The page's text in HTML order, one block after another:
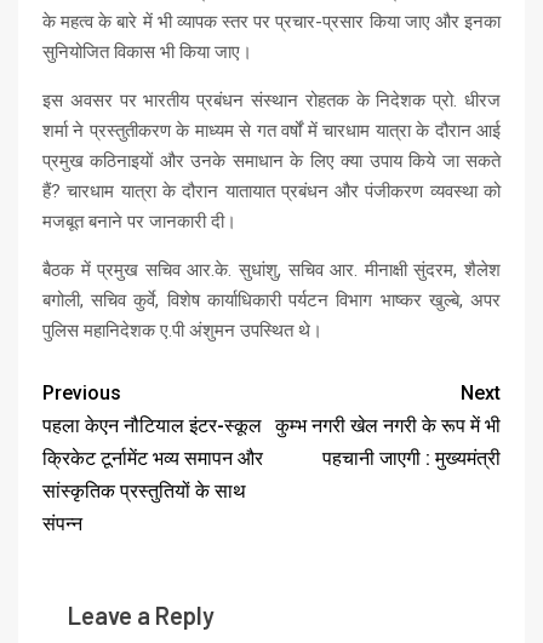
के महत्व के बारे में भी व्यापक स्तर पर प्रचार-प्रसार किया जाए और इनका
सुनियोजित विकास भी किया जाए।
इस अवसर पर भारतीय प्रबंधन संस्थान रोहतक के निदेशक प्रो. धीरज
शर्मा ने प्रस्तुतीकरण के माध्यम से गत वर्षों में चारधाम यात्रा के दौरान आई
प्रमुख कठिनाइयों और उनके समाधान के लिए क्या उपाय किये जा सकते
हैं? चारधाम यात्रा के दौरान यातायात प्रबंधन और पंजीकरण व्यवस्था को
मजबूत बनाने पर जानकारी दी।
बैठक में प्रमुख सचिव आर.के. सुधांशु, सचिव आर. मीनाक्षी सुंदरम, शैलेश
बगोली, सचिव कुर्वे, विशेष कार्याधिकारी पर्यटन विभाग भाष्कर खुल्बे, अपर
पुलिस महानिदेशक ए.पी अंशुमन उपस्थित थे।
Previous
पहला केएन नौटियाल इंटर-स्कूल
क्रिकेट टूर्नामेंट भव्य समापन और
सांस्कृतिक प्रस्तुतियों के साथ
संपन्न
Next
कुम्भ नगरी खेल नगरी के रूप में भी
पहचानी जाएगी : मुख्यमंत्री
Leave a Reply